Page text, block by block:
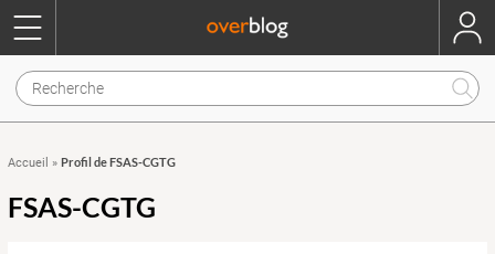
Accueil » Profil de FSAS-CGTG
FSAS-CGTG